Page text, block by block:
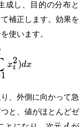
成し、目的の分布と
補正します。効果を
使います。
\exp(-
1
xi
2)dx
、外側に向かって急
と、値がほとんどゼ
d